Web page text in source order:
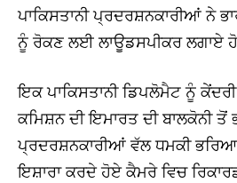
ਪਾਕਿਸਤਾਨੀ ਪ੍ਰਦਰਸ਼ਨਕਾਰੀਆਂ ਨੇ
ਨੂੰ ਰੋਕਣ ਲਈ ਲਾਊਡਸਪੀਕਰ ਲਗਾਏ
ਇਕ ਪਾਕਿਸਤਾਨੀ ਡਿਪਲੋਮੈਟ ਨੂੰ
ਕਮਿਸ਼ਨ ਦੀ ਇਮਾਰਤ ਦੀ ਬਾਲਕੋਨੀ ਤੋਂ
ਪ੍ਰਦਰਸ਼ਨਕਾਰੀਆਂ ਵੱਲ ਧਮਕੀ ਭਰਿਆ
ਇਸ਼ਾਰਾ ਕਰਦੇ ਹੋਏ ਕੈਮਰੇ ਵਿਚ